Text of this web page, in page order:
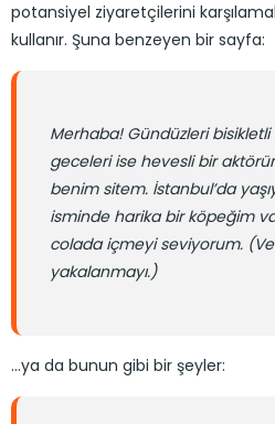
potansiyel ziyaretçilerini
kullanır. Şuna benzeyen bir sayfa:
Merhaba! Gündüzleri bisikletli
geceleri ise hevesli bir
benim sitem. İstanbul’da
isminde harika bir köpeğim
colada içmeyi seviyorum.
yakalanmayı.)
…ya da bunun gibi bir şeyler: